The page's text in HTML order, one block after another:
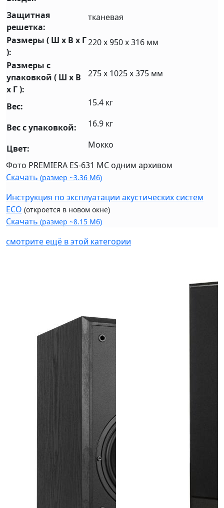
Защитная
решетка:
тканевая
Размеры ( Ш x В x Г
):
220 x 950 x 316 мм
Размеры с
упаковкой ( Ш x В
x Г ):
275 х 1025 х 375 мм
Вес: 15.4 кг
Вес с упаковкой: 16.9 кг
Цвет:
Мокко
Фото PREMIERA ES-631 MC одним архивом
Скачать (размер ~3.36 Мб)
Инструкция по эксплуатации акустических систем
ECO (откроется в новом окне)
Скачать (размер ~8.15 Мб)
смотрите ещё в этой категории